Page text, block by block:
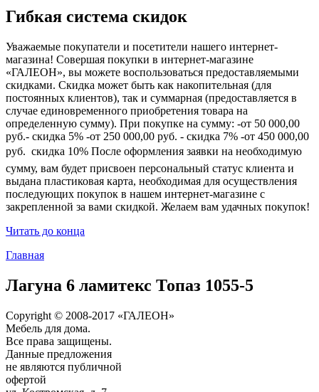
Гибкая система скидок
Уважаемые покупатели и посетители нашего интернет-
магазина! Совершая покупки в интернет-магазине
«ГАЛЕОН», вы можете воспользоваться предоставляемыми
скидками. Скидка может быть как накопительная (для
постоянных клиентов), так и суммарная (предоставляется в
случае единовременного приобретения товара на
определенную сумму). При покупке на сумму: -от 50 000,00
руб.- скидка 5% -от 250 000,00 руб. - скидка 7% -от 450 000,00
руб.  скидка 10% После оформления заявки на необходимую
сумму, вам будет присвоен персональный статус клиента и
выдана пластиковая карта, необходимая для осуществления
последующих покупок в нашем интернет-магазине с
закрепленной за вами скидкой. Желаем вам удачных покупок!
Читать до конца
Главная
Лагуна 6 ламитекс Топаз 1055-5
Copyright © 2008-2017 «ГАЛЕОН»
Мебель для дома.
Все права защищены.
Данные предложения
не являются публичной
офертой